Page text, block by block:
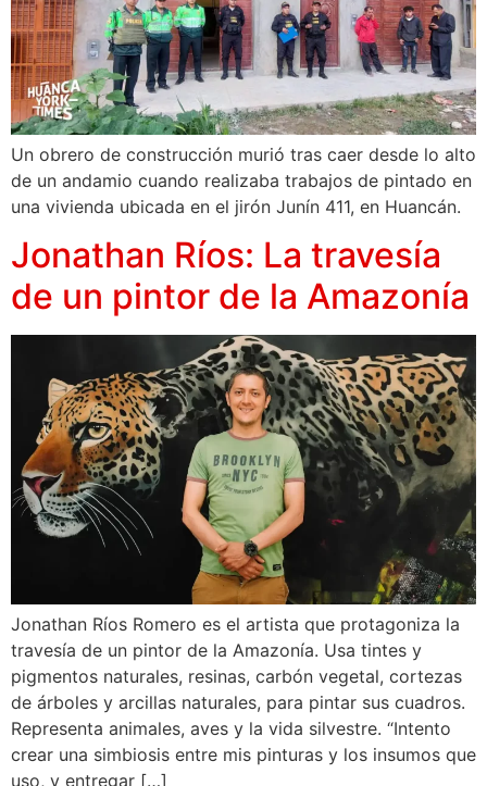
Un obrero de construcción murió tras caer desde lo alto
de un andamio cuando realizaba trabajos de pintado en
una vivienda ubicada en el jirón Junín 411, en Huancán.
Jonathan Ríos: La travesía
de un pintor de la Amazonía
Jonathan Ríos Romero es el artista que protagoniza la
travesía de un pintor de la Amazonía. Usa tintes y
pigmentos naturales, resinas, carbón vegetal, cortezas
de árboles y arcillas naturales, para pintar sus cuadros.
Representa animales, aves y la vida silvestre. “Intento
crear una simbiosis entre mis pinturas y los insumos que
uso, y entregar […]